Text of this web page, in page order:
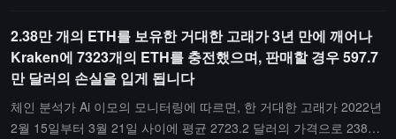
2.38만 개의 ETH를 보유한 거대한 고래가 3년 만에 깨어나
Kraken에 7323개의 ETH를 충전했으며, 판매할 경우 597.7
만 달러의 손실을 입게 됩니다
체인 분석가 Ai 이모의 모니터링에 따르면, 한 거대한 고래가 2022년
2월 15일부터 3월 21일 사이에 평균 2723.2 달러의 가격으로 23834.